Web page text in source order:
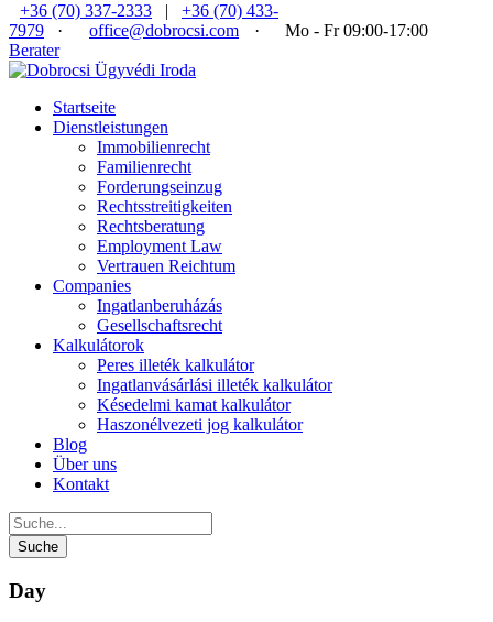
+36 (70) 337-2333
|
+36 (70) 433-
7979
· office@dobrocsi.com ·
Mo - Fr 09:00-17:00
Berater
Startseite
Dienstleistungen
Immobilienrecht
Familienrecht
Forderungseinzug
Rechtsstreitigkeiten
Rechtsberatung
Employment Law
Vertrauen Reichtum
Companies
Ingatlanberuházás
Gesellschaftsrecht
Kalkulátorok
Peres illeték kalkulátor
Ingatlanvásárlási illeték kalkulátor
Késedelmi kamat kalkulátor
Haszonélvezeti jog kalkulátor
Blog
Über uns
Kontakt
Day